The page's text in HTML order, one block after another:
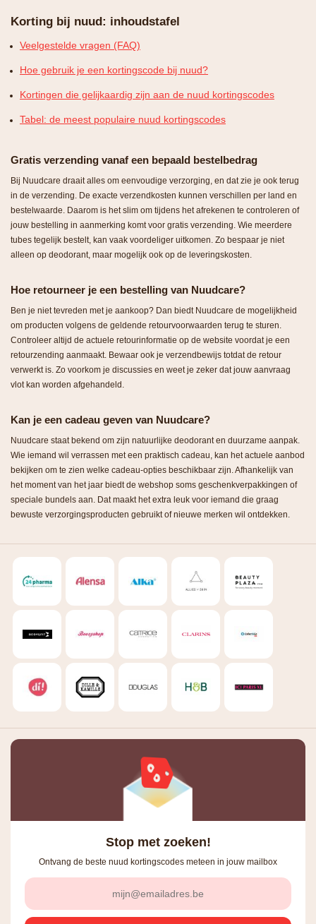
Korting bij nuud: inhoudstafel
Veelgestelde vragen (FAQ)
Hoe gebruik je een kortingscode bij nuud?
Kortingen die gelijkaardig zijn aan de nuud kortingscodes
Tabel: de meest populaire nuud kortingscodes
Gratis verzending vanaf een bepaald bestelbedrag
Bij Nuudcare draait alles om eenvoudige verzorging, en dat zie je ook terug
in de verzending. De exacte verzendkosten kunnen verschillen per land en
bestelwaarde. Daarom is het slim om tijdens het afrekenen te controleren of
jouw bestelling in aanmerking komt voor gratis verzending. Wie meerdere
tubes tegelijk bestelt, kan vaak voordeliger uitkomen. Zo bespaar je niet
alleen op deodorant, maar mogelijk ook op de leveringskosten.
Hoe retourneer je een bestelling van Nuudcare?
Ben je niet tevreden met je aankoop? Dan biedt Nuudcare de mogelijkheid
om producten volgens de geldende retourvoorwaarden terug te sturen.
Controleer altijd de actuele retourinformatie op de website voordat je een
retourzending aanmaakt. Bewaar ook je verzendbewijs totdat de retour
verwerkt is. Zo voorkom je discussies en weet je zeker dat jouw aanvraag
vlot kan worden afgehandeld.
Kan je een cadeau geven van Nuudcare?
Nuudcare staat bekend om zijn natuurlijke deodorant en duurzame aanpak.
Wie iemand wil verrassen met een praktisch cadeau, kan het actuele aanbod
bekijken om te zien welke cadeau-opties beschikbaar zijn. Afhankelijk van
het moment van het jaar biedt de webshop soms geschenkverpakkingen of
speciale bundels aan. Dat maakt het extra leuk voor iemand die graag
bewuste verzorgingsproducten gebruikt of nieuwe merken wil ontdekken.
Stop met zoeken!
Ontvang de beste nuud kortingscodes meteen in jouw mailbox